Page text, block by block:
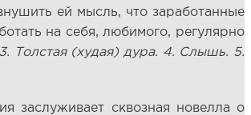
ей мысль, что заработанные
на себя, любимого, регулярно
Толстая (худая) дура. 4. Слышь. 5.
заслуживает сквозная новелла о